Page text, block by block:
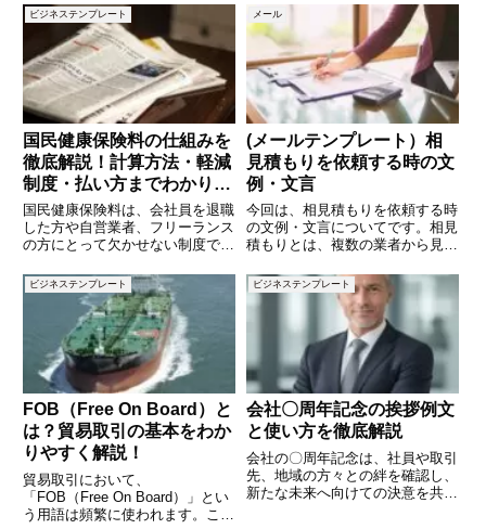
身に宣言し、周囲に宣言すること
で行動に移しやすくなり、モチベ
ーションの持続にもつながりま
す。しかし、いざ言葉にしようと
す
重要性をしっかりと伝え、相手の
協力を得やすいように工夫しまし
ょう。この記事では、アンケート
再依頼の際に使えるメールの文例
ビジネステンプレート
国民健康保険料の仕組みを
徹底解説！計算方法・軽減
制度・払い方までわかりや
すく解説
国民健康保険料は、会社員を退職
した方や自営業者、フリーランス
の方にとって欠かせない制度で
も複雑で「なぜこんなに高いの
か」と疑問を持つ方も少なくあり
ません。さらに、自治体ごとに保
険料の仕組みが異なるため、理解
メール
(メールテンプレート）相
見積もりを依頼する時の文
例・文言
今回は、相見積もりを依頼する時
の文例・文言についてです。相見
積もりとは、複数の業者から見積
での契約を目指す手法です。ポイ
ントどのような製品やサービスの
見積もりを依頼しているのか、具
体的な内容を明記しましょう。見
ビジネステンプレート
FOB（Free On Board）と
は？貿易取引の基本をわか
りやすく解説！
貿易取引において、
「FOB（Free On Board）」とい
う用語は頻繁に使われます。これ
ビジネステンプレート
会社〇周年記念の挨拶例文
と使い方を徹底解説
会社の〇周年記念は、社員や取引
先、地域の方々との絆を確認し、
新たな未来へ向けての決意を共有